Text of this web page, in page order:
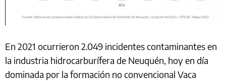
En 2021 ocurrieron 2.049 incidentes contaminantes en
la industria hidrocarburífera de Neuquén, hoy en día
dominada por la formación no convencional Vaca